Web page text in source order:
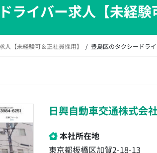
ライバー求人【未経験
【未経験可＆正社員採用】 豊島区のタクシードラ
日興自動車交通株式会
本社所在地
東京都板橋区加賀2-18-13